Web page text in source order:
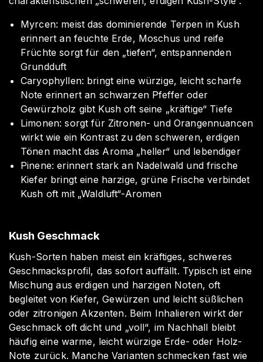
Myrcen: meist das dominierende Terpen in Kush
erinnert an feuchte Erde, Moschus und reife
Früchte sorgt für den „tiefen“, entspannenden
Grundduft
Caryophyllen: bringt eine würzige, leicht scharfe
Note erinnert an schwarzen Pfeffer oder
Gewürzholz gibt Kush oft seine „kräftige“ Tiefe
Limonen: sorgt für Zitronen- und Orangennuancen
wirkt wie ein Kontrast zu den schweren, erdigen
Tönen macht das Aroma „heller“ und lebendiger
Pinene: erinnert stark an Nadelwald und frische
Kiefer bringt eine harzige, grüne Frische verbindet
Kush oft mit „Waldluft“-Aromen
Kush Geschmack
Kush-Sorten haben meist ein kräftiges, schweres
Geschmacksprofil, das sofort auffällt. Typisch ist eine
Mischung aus erdigen und harzigen Noten, oft
begleitet von Kiefer, Gewürzen und leicht süßlichen
oder zitronigen Akzenten. Beim Inhalieren wirkt der
Geschmack oft dicht und „voll“, im Nachhall bleibt
häufig eine warme, leicht würzige Erde- oder Holz-
Note zurück. Manche Varianten schmecken fast wie